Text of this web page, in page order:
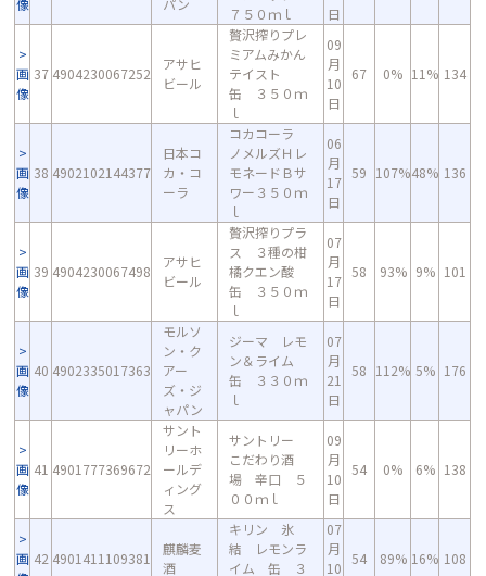
像
パン
７５０ｍｌ
日
画
像
37 4904230067252
アサヒ
ビール
贅沢搾りプレ
ミアムみかん
テイスト
缶 ３５０ｍ
ｌ
09
月
10
日
67 0% 11% 134
画
像
38 4902102144377
日本コ
カ・コ
ーラ
コカコーラ
ノメルズＨレ
モネードＢサ
ワー３５０ｍ
ｌ
06
月
17
日
59 107%48% 136
画
像
39 4904230067498
アサヒ
ビール
贅沢搾りプラ
ス ３種の柑
橘クエン酸
缶 ３５０ｍ
ｌ
07
月
17
日
58 93% 9% 101
画
像
40 4902335017363
モルソ
ン・ク
アー
ズ・ジ
ャパン
ジーマ レモ
ン＆ライム
缶 ３３０ｍ
ｌ
07
月
21
日
58 112% 5% 176
画
像
41 4901777369672
サント
リーホ
ールデ
ィング
ス
サントリー
こだわり酒
場 辛口 ５
００ｍｌ
09
月
10
日
54 0% 6% 138
画 42 4901411109381
麒麟麦
酒
キリン 氷
結 レモンラ
イム 缶 ３
07
月
10
54 89% 16% 108